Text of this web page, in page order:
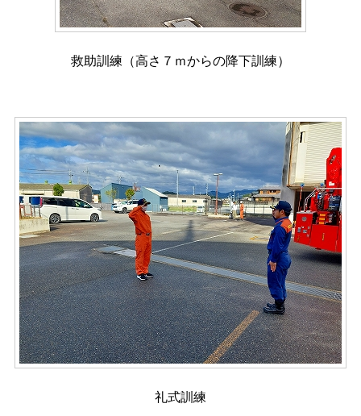
救助訓練（高さ７ｍからの降下訓練）
礼式訓練